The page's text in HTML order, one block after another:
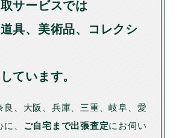
サービスでは
具、美術品、コレクシ
ています。
良、大阪、兵庫、三重、岐阜、愛
、 ご自宅まで出張査定にお伺い